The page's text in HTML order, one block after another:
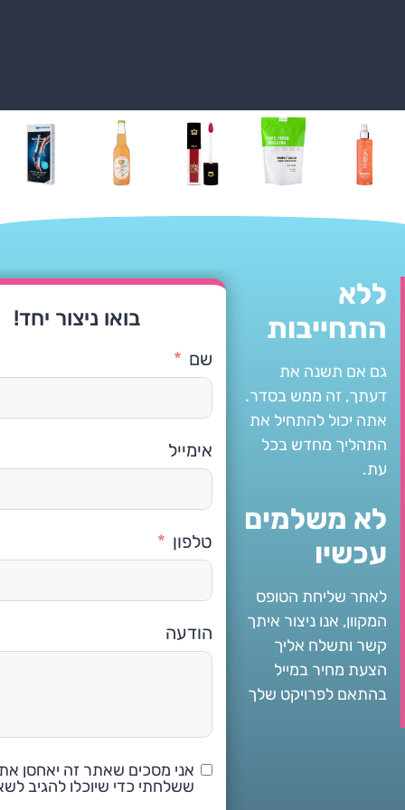
ללא
התחייבות
גם אם תשנה את
דעתך, זה ממש בסדר.
אתה יכול להתחיל את
התהליך מחדש בכל
עת.
לא משלמים
עכשיו
לאחר שליחת הטופס
המקוון, אנו ניצור איתך
קשר ותשלח אליך
הצעת מחיר במייל
בהתאם לפרויקט שלך
בואו ניצור יחד!
שם
אימייל
טלפון
הודעה
אני מסכים שאתר זה יאחסן
ששלחתי כדי שיוכלו להגיב